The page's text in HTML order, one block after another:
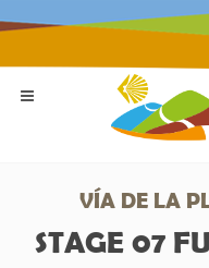
VÍA DE LA
STAGE 07